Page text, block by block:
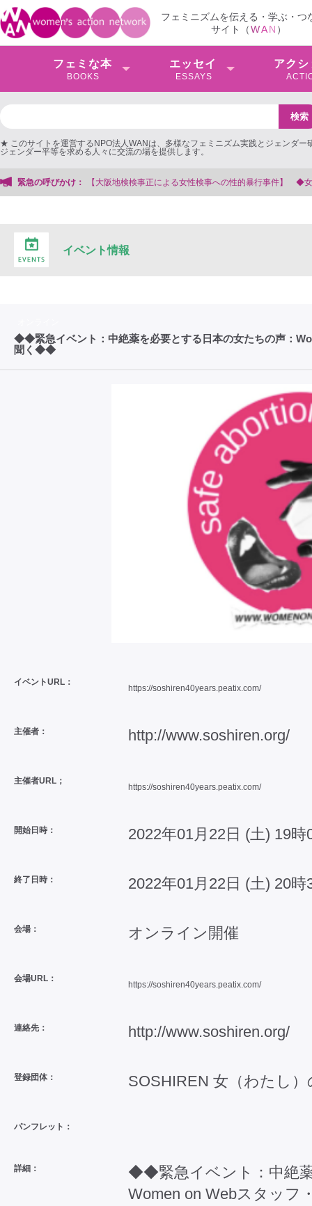
フェミニズムを伝える・学ぶ・つ
サイト（WAN ）
フェミな本
BOOKS
エッセイ
ESSAYS
アクシ
★ このサイトを運営するNPO法人WANは、多様なフェミニズム実践とジェンダー
ジェンダー平等を求める人々に交流の場を提供します。
緊急の呼びかけ：
よる女性検事への性的暴行事件】 ◆女性検事を支援する会事務局
イベント情報
◆◆緊急イベント：中絶薬を必要とする日本の女たちの声：
聞く◆◆
イベントURL：
https://soshiren40years.peatix.com/
主催者： http://www.soshiren.org/
主催者URL；
https://soshiren40years.peatix.com/
開始日時： 2022年01月22日 (土) 19時
終了日時： 2022年01月22日 (土) 20時
会場： オンライン開催
会場URL：
https://soshiren40years.peatix.com/
連絡先： http://www.soshiren.org/
登録団体： SOSHIREN 女（わたし
パンフレット：
詳細：
◆◆緊急イベント：中絶
Women on Webスタッ